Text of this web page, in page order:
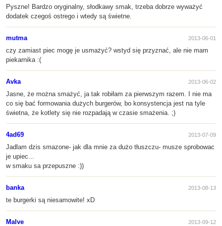
Pyszne! Bardzo oryginalny, słodkawy smak, trzeba dobrze wyważyć
dodatek czegoś ostrego i wtedy są świetne.
mutma 2013-06-01
czy zamiast piec mogę je usmażyć? wstyd się przyznać, ale nie mam
piekarnika :(
Avka 2013-06-02
Jasne, że można smażyć, ja tak robiłam za pierwszym razem. I nie ma
co się bać formowania dużych burgerów, bo konsystencja jest na tyle
świetna, że kotlety się nie rozpadają w czasie smażenia. ;)
4ad69 2013-07-09
Jadlam dzis smazone- jak dla mnie za dużo tłuszczu- musze sprobowac
je upiec...
w smaku sa przepuszne :))
banka 2013-08-13
te burgerki są niesamowite! xD
Malve 2013-09-12